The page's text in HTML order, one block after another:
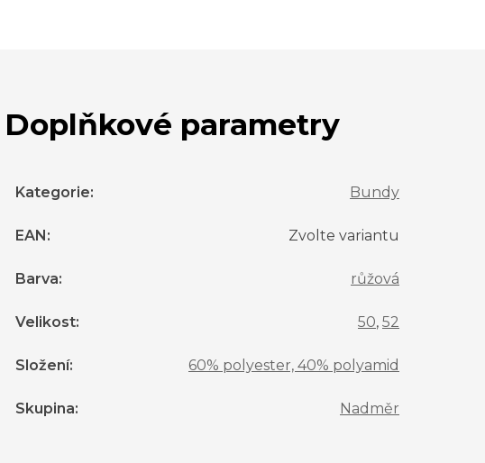
Doplňkové parametry
Kategorie: Bundy
EAN : Zvolte variantu
Barva: růžová
Velikost: 50, 52
Složení: 60% polyester, 40% polyamid
Skupina: Nadměr